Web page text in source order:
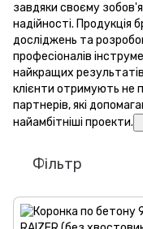
завдяки своєму
надійності. Продукція
досліджень та
професіоналів
найкращих
клієнти отримують не
партнерів, які
найамбітніші проекти.
Фільтр